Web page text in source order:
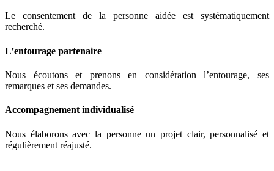
Le consentement de la personne aidée est systématiquement
recherché.
L’entourage partenaire
Nous écoutons et prenons en considération l’entourage, ses
remarques et ses demandes.
Accompagnement individualisé
Nous élaborons avec la personne un projet clair, personnalisé et
régulièrement réajusté.